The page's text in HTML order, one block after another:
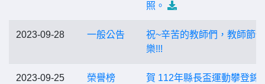
照。
2023-09-28 一般公告
祝~辛苦的教師們，教師節快
樂!!!
2023-09-25 榮譽榜
賀 112年縣長盃運動攀登錦